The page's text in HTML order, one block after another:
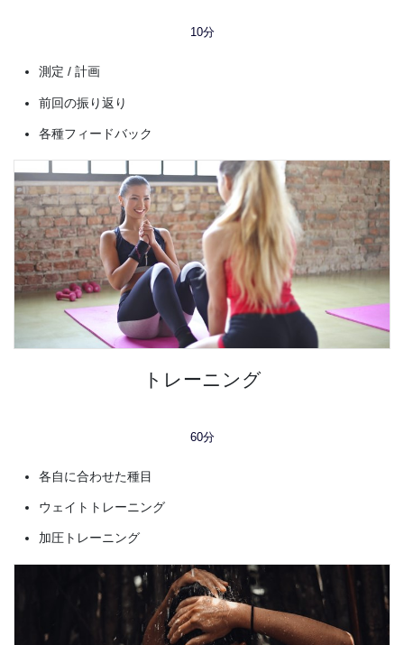
10分
測定 / 計画
前回の振り返り
各種フィードバック
トレーニング
60分
各自に合わせた種目
ウェイトトレーニング
加圧トレーニング